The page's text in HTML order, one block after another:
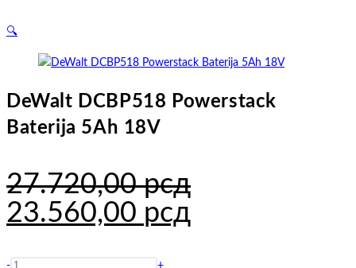
🔍
DeWalt DCBP518 Powerstack
Baterija 5Ah 18V
27.720,00рсд
Originalna
23.560,00 рсдTrenutna
DeWalt
- +